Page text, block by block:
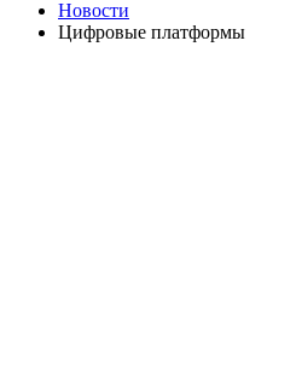
Новости
Цифровые платформы